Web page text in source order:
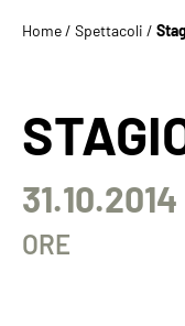
Home/ Spettacoli /
31.10.2014
ORE